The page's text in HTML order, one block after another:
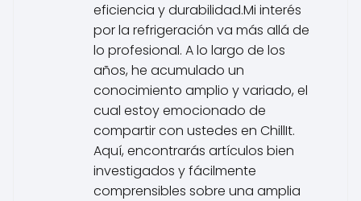
eficiencia y durabilidad.Mi interés
por la refrigeración va más allá de
lo profesional. A lo largo de los
años, he acumulado un
conocimiento amplio y variado, el
cual estoy emocionado de
compartir con ustedes en ChillIt.
Aquí, encontrarás artículos bien
investigados y fácilmente
comprensibles sobre una amplia